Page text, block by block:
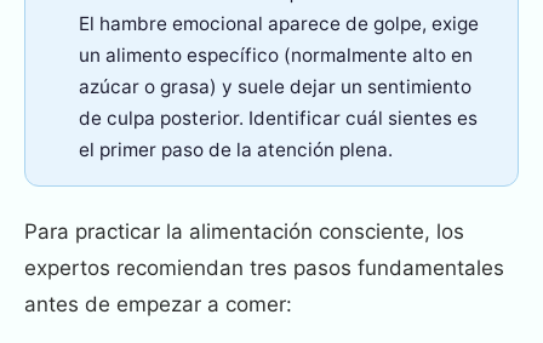
El hambre emocional aparece de golpe, exige
un alimento específico (normalmente alto en
azúcar o grasa) y suele dejar un sentimiento
de culpa posterior. Identificar cuál sientes es
el primer paso de la atención plena.
Para practicar la alimentación consciente, los
expertos recomiendan tres pasos fundamentales
antes de empezar a comer: